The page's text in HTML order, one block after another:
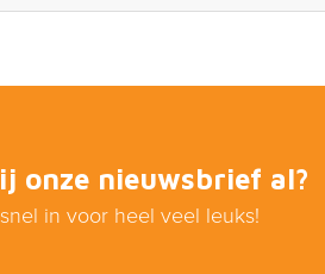
onze nieuwsbrief al?
in voor heel veel leuks!